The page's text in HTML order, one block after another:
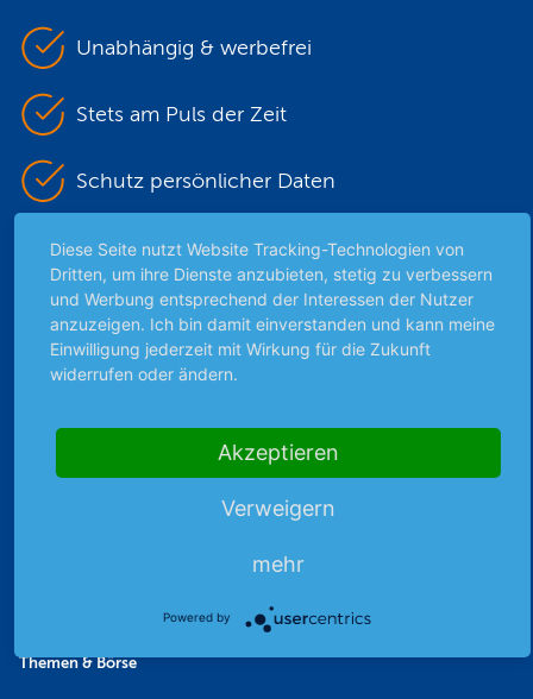
Unabhängig & werbefrei
Stets am Puls der Zeit
Schutz persönlicher Daten
Sicher mit SSL-Verschlüsselung
Highlights
Archiv
Börsengespräche
Themen & Börse
Diese Seite nutzt Website Tracking-Technologien von
Dritten, um ihre Dienste anzubieten, stetig zu verbessern
und Werbung entsprechend der Interessen der Nutzer
anzuzeigen. Ich bin damit einverstanden und kann meine
Einwilligung jederzeit mit Wirkung für die Zukunft
widerrufen oder ändern.
Akzeptieren
Verweigern
mehr
Powered by